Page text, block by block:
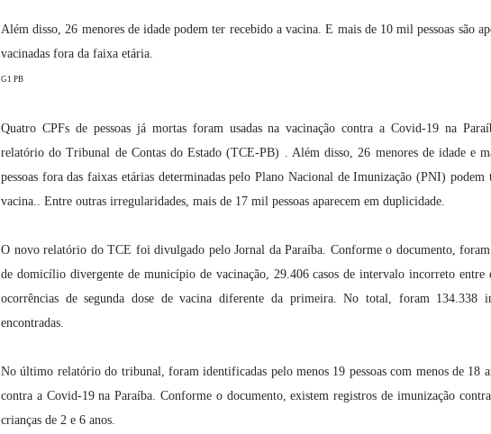
Além disso, 26 menores de idade podem ter recebido a vacina. E mais de 10 mil pessoas são
vacinadas fora da faixa etária.
G1 PB
Quatro CPFs de pessoas já mortas foram usadas na vacinação contra a Covid-19 na
relatório do Tribunal de Contas do Estado (TCE-PB) . Além disso, 26 menores de idade e
pessoas fora das faixas etárias determinadas pelo Plano Nacional de Imunização (PNI) podem
vacina.. Entre outras irregularidades, mais de 17 mil pessoas aparecem em duplicidade.
O novo relatório do TCE foi divulgado pelo Jornal da Paraíba. Conforme o documento, foram
de domicílio divergente de município de vacinação, 29.406 casos de intervalo incorreto entre
ocorrências de segunda dose de vacina diferente da primeira. No total, foram 134.338
encontradas.
No último relatório do tribunal, foram identificadas pelo menos 19 pessoas com menos de 18
contra a Covid-19 na Paraíba. Conforme o documento, existem registros de imunização
crianças de 2 e 6 anos.